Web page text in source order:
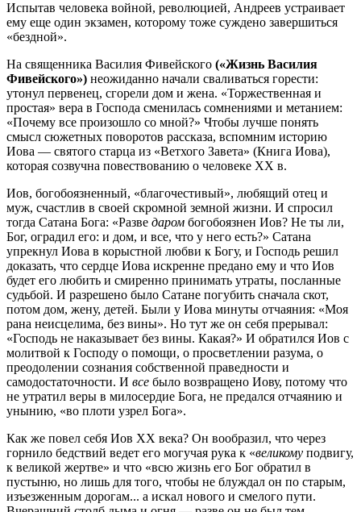
Испытав человека войной, революцией, Андреев устраивает
ему еще один экзамен, которому тоже суждено завершиться
«бездной».
На священника Василия Фивейского («Жизнь Василия
Фивейского») неожиданно начали сваливаться горести:
утонул первенец, сгорели дом и жена. «Торжественная и
простая» вера в Господа сменилась сомнениями и метанием:
«Почему все произошло со мной?» Чтобы лучше понять
смысл сюжетных поворотов рассказа, вспомним историю
Иова — святого старца из «Ветхого Завета» (Книга Иова),
которая созвучна повествованию о человеке XX в.
Иов, богобоязненный, «благочестивый», любящий отец и
муж, счастлив в своей скромной земной жизни. И спросил
тогда Сатана Бога: «Разве даром богобоязнен Иов? Не ты ли,
Бог, оградил его: и дом, и все, что у него есть?» Сатана
упрекнул Иова в корыстной любви к Богу, и Господь решил
доказать, что сердце Иова искренне предано ему и что Иов
будет его любить и смиренно принимать утраты, посланные
судьбой. И разрешено было Сатане погубить сначала скот,
потом дом, жену, детей. Были у Иова минуты отчаяния: «Моя
рана неисцелима, без вины». Но тут же он себя прерывал:
«Господь не наказывает без вины. Какая?» И обратился Иов с
молитвой к Господу о помощи, о просветлении разума, о
преодолении сознания собственной праведности и
самодостаточности. И все было возвращено Иову, потому что
не утратил веры в милосердие Бога, не предался отчаянию и
унынию, «во плоти узрел Бога».
Как же повел себя Иов XX века? Он вообразил, что через
горнило бедствий ведет его могучая рука к «великому подвигу,
к великой жертве» и что «всю жизнь его Бог обратил в
пустыню, но лишь для того, чтобы не блуждал он по старым,
изъезженным дорогам... а искал нового и смелого пути.